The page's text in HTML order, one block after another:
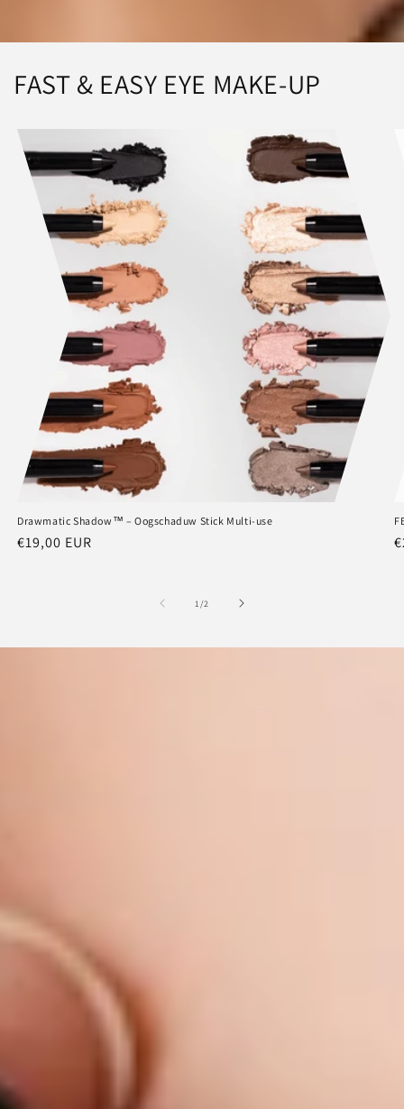
FAST & EASY EYE MAKE-UP
Drawmatic Shadow™ – Oogschaduw Stick Multi-use
Normale
€19,00 EUR
1 /van
2